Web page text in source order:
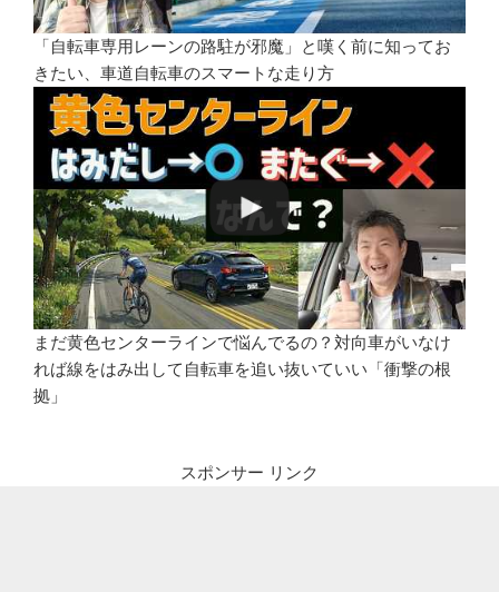
「自転車専用レーンの路駐が邪魔」と嘆く前に知ってお
きたい、車道自転車のスマートな走り方
まだ黄色センターラインで悩んでるの？対向車がいなけ
れば線をはみ出して自転車を追い抜いていい「衝撃の根
拠」
スポンサー リンク